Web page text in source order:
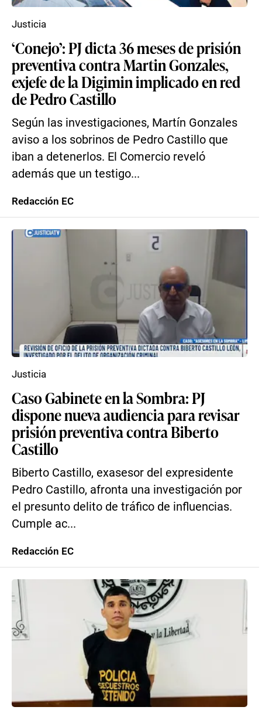
‘Conejo’: PJ dicta 36 meses de prisión
preventiva contra Martin Gonzales,
exjefe de la Digimin implicado en red
de Pedro Castillo
Según las investigaciones, Martín Gonzales
aviso a los sobrinos de Pedro Castillo que
iban a detenerlos. El Comercio reveló
además que un testigo...
Justicia
Redacción EC
Caso Gabinete en la Sombra: PJ
dispone nueva audiencia para revisar
prisión preventiva contra Biberto
Castillo
Biberto Castillo, exasesor del expresidente
Pedro Castillo, afronta una investigación por
el presunto delito de tráfico de influencias.
Cumple ac...
Justicia
Redacción EC